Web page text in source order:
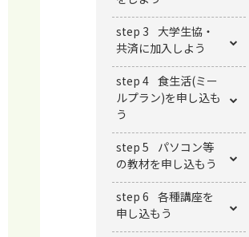
step 3 ⼤学⽣協・
共済に加⼊しよう
step 4 ⾷⽣活(ミー
ルプラン)を申し込も
う
step 5
パソコン等
の教材を申し込もう
step 6 各種講座を
申し込もう